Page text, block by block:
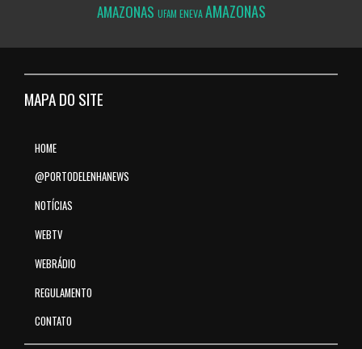
AMAZONAS UFAM ENEVAAMAZONAS
MAPA DO SITE
HOME
@PORTODELENHANEWS
NOTÍCIAS
WEBTV
WEBRÁDIO
REGULAMENTO
CONTATO